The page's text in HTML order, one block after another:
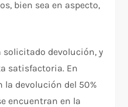
bien sea en aspecto,
solicitado devolución, y
satisfactoria. En
la devolución del 50%
encuentran en la